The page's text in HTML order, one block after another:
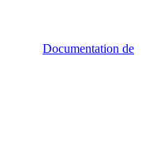
Documentation de